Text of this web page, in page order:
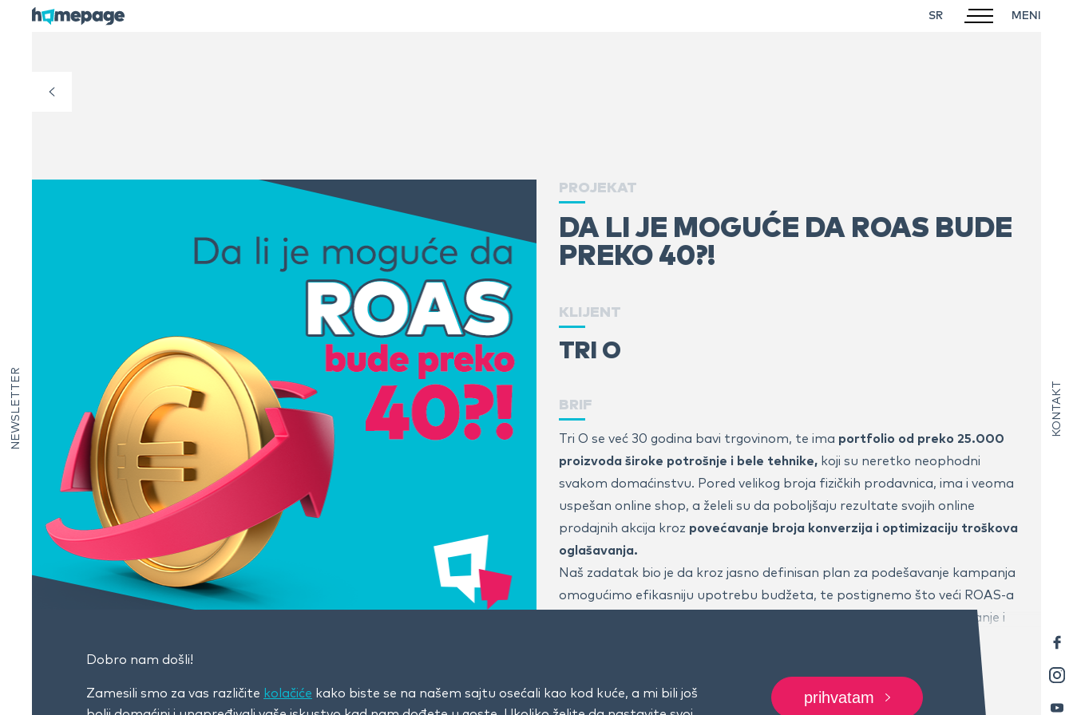
SR
NEWSLETTER KONTAKT
PROJEKAT
DA LI JE MOGUĆE DA ROAS BUDE
PREKO 40?!
KLIJENT
TRI O
BRIF
Tri O se već 30 godina bavi trgovinom, te ima portfolio od preko 25.000
proizvoda široke potrošnje i bele tehnike, koji su neretko neophodni
svakom domaćinstvu. Pored velikog broja fizičkih prodavnica, ima i veoma
uspešan online shop, a želeli su da poboljšaju rezultate svojih online
prodajnih akcija kroz povećavanje broja konverzija i optimizaciju troškova
oglašavanja.
Naš zadatak bio je da kroz jasno definisan plan za podešavanje kampanja
omogućimo efikasniju upotrebu budžeta, te postignemo što veći ROAS-a
- (Return on Ad Spend) koji predstavlja povraćaj ulaganja u oglašavanje i
meri koliko prihoda je generisano za svaki potrošeni evro u reklamama.
Glavni izazov bio je prilagoditi postojeći sistem oglašavanja tako da svaka
Dobro nam došli!
Zamesili smo za vas različite kolačiće kako biste se na našem sajtu osećali kao kod kuće, a mi bili još
prihvatam